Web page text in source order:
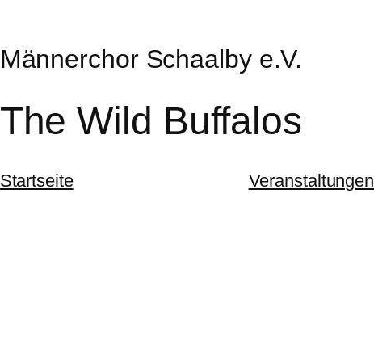
Männerchor Schaalby e.V.
The Wild Buffalos
Startseite Veranstaltungen